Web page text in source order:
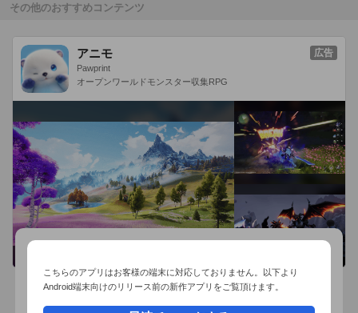
その他のおすすめコンテンツ
アニモ
Pawprint
オープンワールドモンスター収集RPG
広告
こちらのアプリはお客様の端末に対応しておりません。以下より
Android端末向けのリリース前の新作アプリをご覧頂けます。